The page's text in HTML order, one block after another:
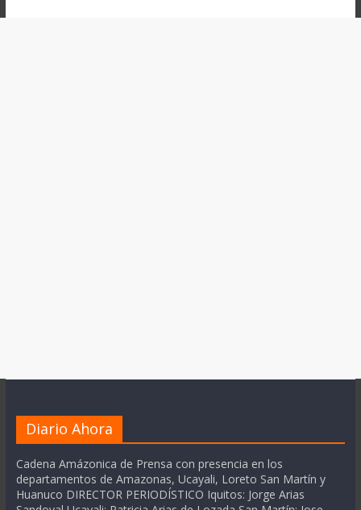
Diario Ahora
Cadena Amázonica de Prensa con presencia en los
departamentos de Amazonas, Ucayali, Loreto San Martín y
Huanuco DIRECTOR PERIODÍSTICO Iquitos: Jorge Arias